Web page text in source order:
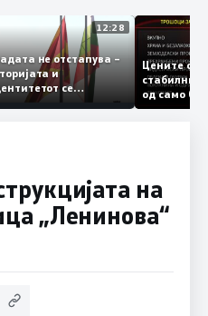
12:28
Владата не отстапува –
историјата и
идентитетот се
црвената линија која
Цените
од само
и 2,3%
на
„Ленинова“